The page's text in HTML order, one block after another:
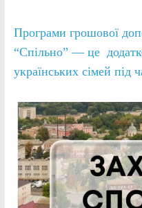
Програми грошової
“Спільно” — це
українських сімей під